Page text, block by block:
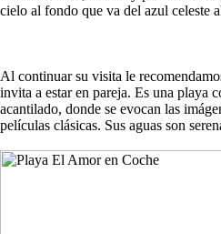
cielo al fondo que va del azul celeste
Al continuar su visita le
invita a estar en pareja. Es una playa
acantilado, donde se evocan las
películas clásicas. Sus aguas son